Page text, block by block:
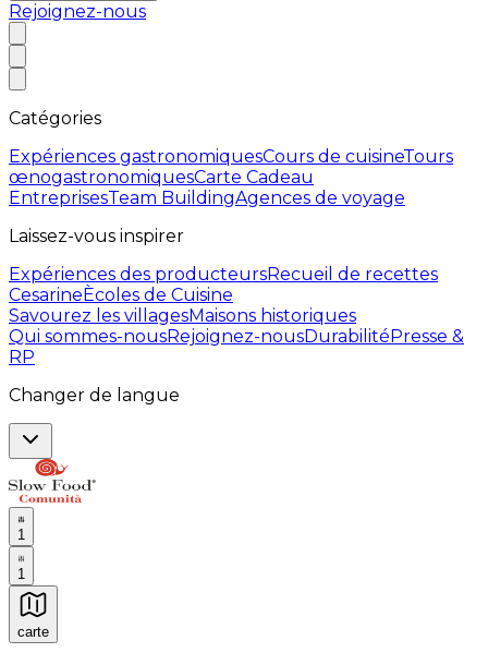
Rejoignez-nous
Catégories
Expériences gastronomiquesCours de cuisineTours
œnogastronomiquesCarte Cadeau
EntreprisesTeam BuildingAgences de voyage
Laissez-vous inspirer
Expériences des producteursRecueil de recettes
CesarineÈcoles de Cuisine
Savourez les villagesMaisons historiques
Qui sommes-nousRejoignez-nousDurabilitéPresse &
RP
Changer de langue
1
1
carte